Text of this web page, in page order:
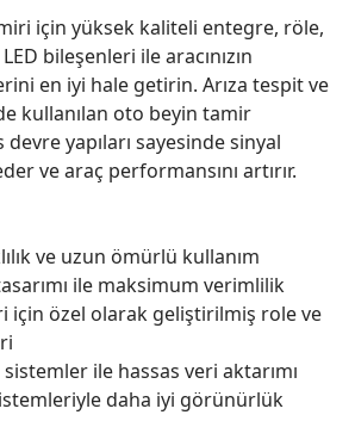
için yüksek kaliteli entegre, röle,
bileşenleri ile aracınızın
en iyi hale getirin. Arıza tespit ve
kullanılan oto beyin tamir
yapıları sayesinde sinyal
ve araç performansını artırır.
ve uzun ömürlü kullanım
ile maksimum verimlilik
için özel olarak geliştirilmiş role ve
ile hassas veri aktarımı
daha iyi görünürlük